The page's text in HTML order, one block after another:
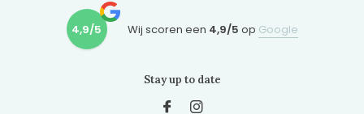
4,9/5 Wij scoren een 4,9/5 op Google
Stay up to date